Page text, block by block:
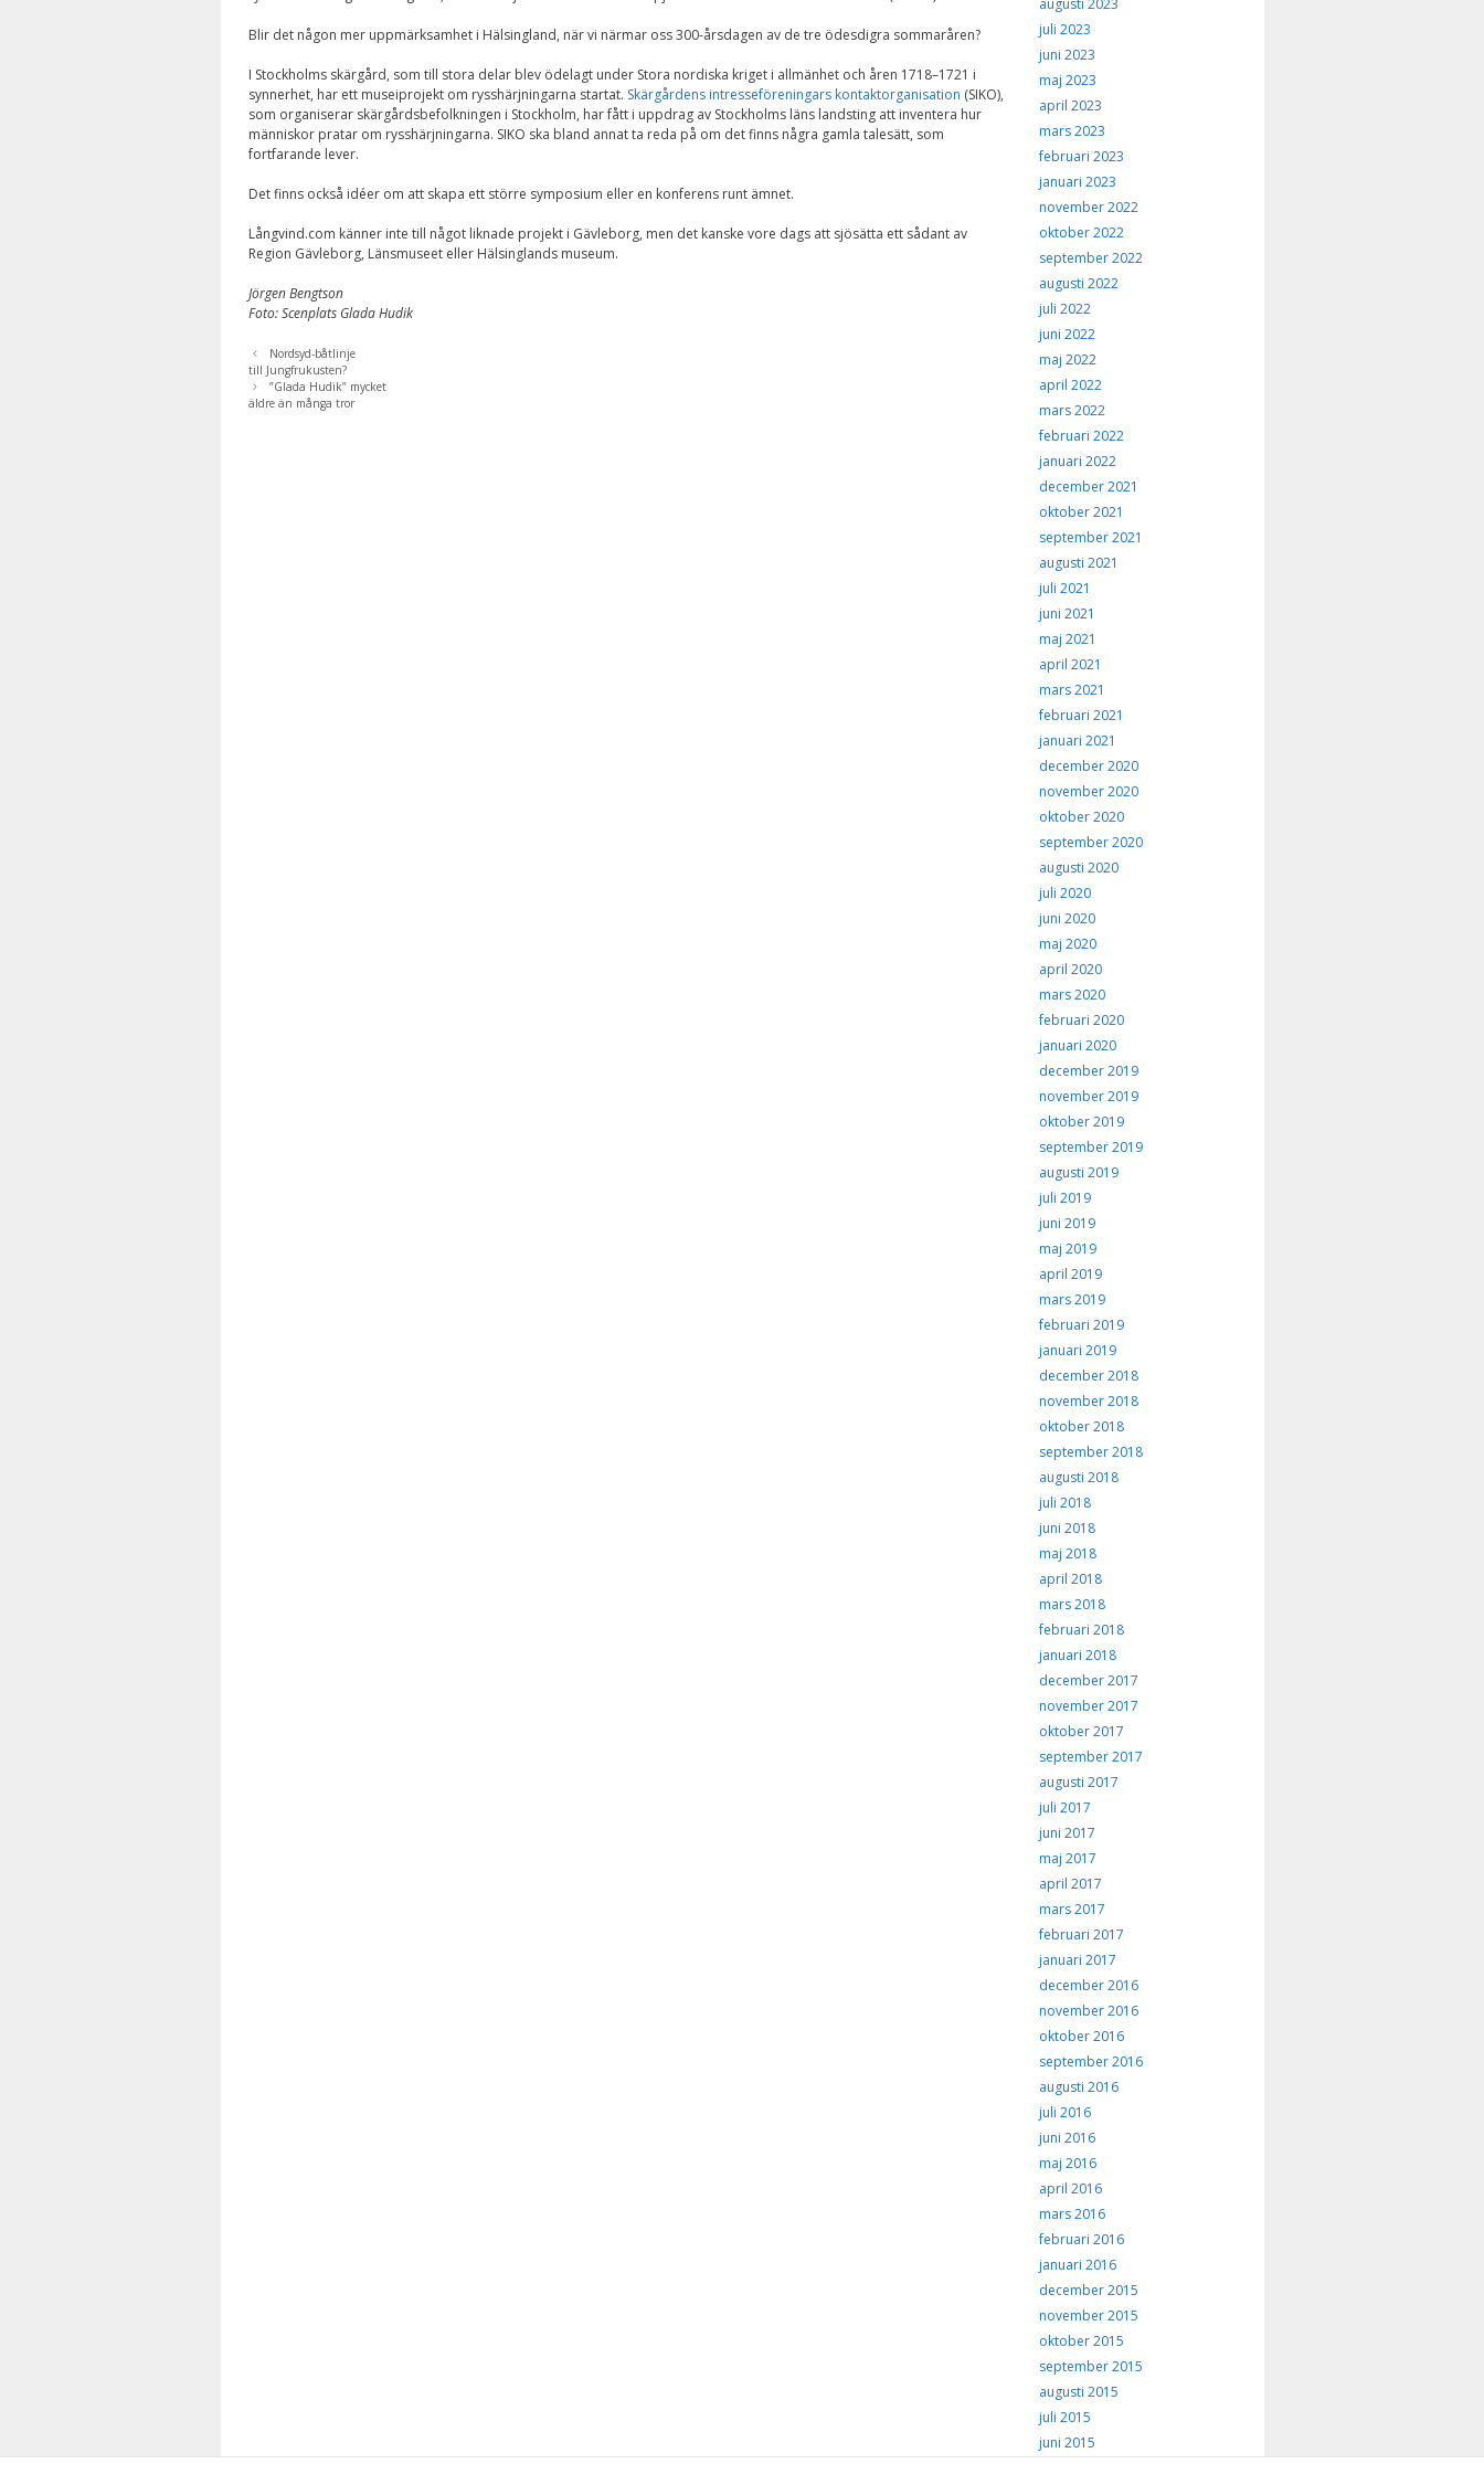
Blir det någon mer uppmärksamhet i Hälsingland, när vi närmar oss 300-årsdagen av de tre ödesdigra sommaråren?
I Stockholms skärgård, som till stora delar blev ödelagt under Stora nordiska kriget i allmänhet och åren 1718–1721 i
synnerhet, har ett museiprojekt om rysshärjningarna startat. Skärgårdens intresseföreningars kontaktorganisation (SIKO),
som organiserar skärgårdsbefolkningen i Stockholm, har fått i uppdrag av Stockholms läns landsting att inventera hur
människor pratar om rysshärjningarna. SIKO ska bland annat ta reda på om det finns några gamla talesätt, som
fortfarande lever.
Det finns också idéer om att skapa ett större symposium eller en konferens runt ämnet.
Långvind.com känner inte till något liknade projekt i Gävleborg, men det kanske vore dags att sjösätta ett sådant av
Region Gävleborg, Länsmuseet eller Hälsinglands museum.
Jörgen Bengtson
Foto: Scenplats Glada Hudik
Nordsyd-båtlinje
till Jungfrukusten?
”Glada Hudik” mycket
äldre än många tror
augusti 2023
juli 2023
juni 2023
maj 2023
april 2023
mars 2023
februari 2023
januari 2023
november 2022
oktober 2022
september 2022
augusti 2022
juli 2022
juni 2022
maj 2022
april 2022
mars 2022
februari 2022
januari 2022
december 2021
oktober 2021
september 2021
augusti 2021
juli 2021
juni 2021
maj 2021
april 2021
mars 2021
februari 2021
januari 2021
december 2020
november 2020
oktober 2020
september 2020
augusti 2020
juli 2020
juni 2020
maj 2020
april 2020
mars 2020
februari 2020
januari 2020
december 2019
november 2019
oktober 2019
september 2019
augusti 2019
juli 2019
juni 2019
maj 2019
april 2019
mars 2019
februari 2019
januari 2019
december 2018
november 2018
oktober 2018
september 2018
augusti 2018
juli 2018
juni 2018
maj 2018
april 2018
mars 2018
februari 2018
januari 2018
december 2017
november 2017
oktober 2017
september 2017
augusti 2017
juli 2017
juni 2017
maj 2017
april 2017
mars 2017
februari 2017
januari 2017
december 2016
november 2016
oktober 2016
september 2016
augusti 2016
juli 2016
juni 2016
maj 2016
april 2016
mars 2016
februari 2016
januari 2016
december 2015
november 2015
oktober 2015
september 2015
augusti 2015
juli 2015
juni 2015
hemsida ska
som möjligt
under ditt
besök. Om du
nekar de här
funktionalitet
från
hemsidan.